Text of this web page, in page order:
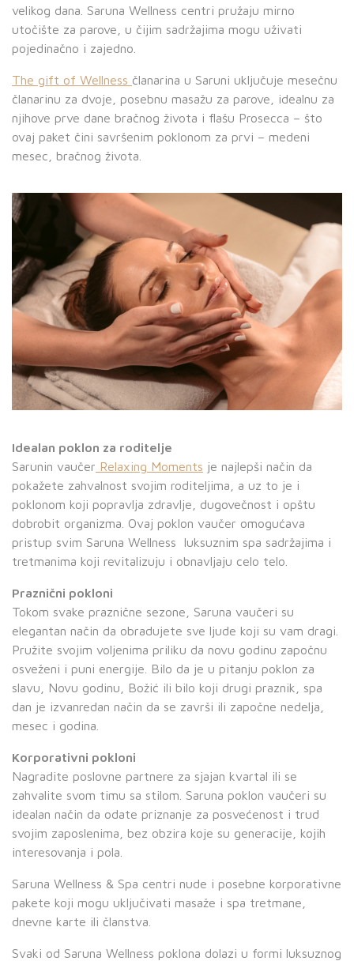
velikog dana. Saruna Wellness centri pružaju mirno
utočište za parove, u čijim sadržajima mogu uživati
pojedinačno i zajedno.
The gift of Wellness članarina u Saruni uključuje mesečnu
članarinu za dvoje, posebnu masažu za parove, idealnu za
njihove prve dane bračnog života i flašu Prosecca – što
ovaj paket čini savršenim poklonom za prvi – medeni
mesec, bračnog života.
Idealan poklon za roditelje
Sarunin vaučer Relaxing Moments je najlepši način da
pokažete zahvalnost svojim roditeljima, a uz to je i
poklonom koji popravlja zdravlje, dugovečnost i opštu
dobrobit organizma. Ovaj poklon vaučer omogućava
pristup svim Saruna Wellness
luksuznim spa sadržajima i
tretmanima koji revitalizuju i obnavljaju celo telo.
Praznični pokloni
Tokom svake praznične sezone, Saruna vaučeri su
elegantan način da obradujete sve ljude koji su vam dragi.
Pružite svojim voljenima priliku da novu godinu započnu
osveženi i puni energije. Bilo da je u pitanju poklon za
slavu, Novu godinu, Božić ili bilo koji drugi praznik, spa
dan je izvanredan način da se završi ili započne nedelja,
mesec i godina.
Korporativni pokloni
Nagradite poslovne partnere za sjajan kvartal ili se
zahvalite svom timu sa stilom. Saruna poklon vaučeri su
idealan način da odate priznanje za posvećenost i trud
svojim zaposlenima, bez obzira koje su generacije, kojih
interesovanja i pola.
Saruna Wellness & Spa centri nude i posebne korporativne
pakete koji mogu uključivati masaže i spa tretmane,
dnevne karte ili članstva.
Svaki od Saruna Wellness poklona dolazi u formi luksuznog